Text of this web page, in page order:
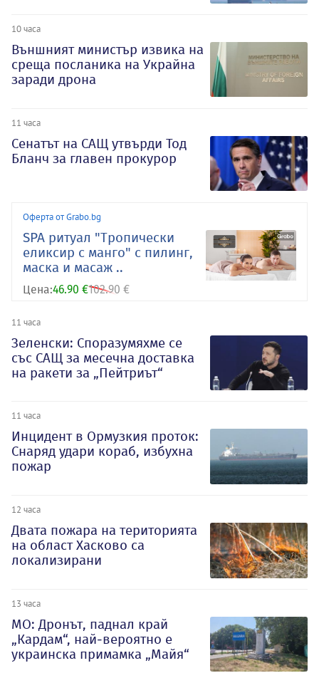
10 часа
Външният министър извика на
среща посланика на Украйна
заради дрона
11 часа
Сенатът на САЩ утвърди Тод
Бланч за главен прокурор
Оферта от Grabo.bg
SPA ритуал "Тропически
еликсир с манго" с пилинг,
маска и масаж ..
Цена:46.90 €102.90 €
11 часа
Зеленски: Споразумяхме се
със САЩ за месечна доставка
на ракети за „Пейтриът“
11 часа
Инцидент в Ормузкия проток:
Снаряд удари кораб, избухна
пожар
12 часа
Двата пожара на територията
на област Хасково са
локализирани
13 часа
МО: Дронът, паднал край
„Кардам“, най-вероятно е
украинска примамка „Майя“